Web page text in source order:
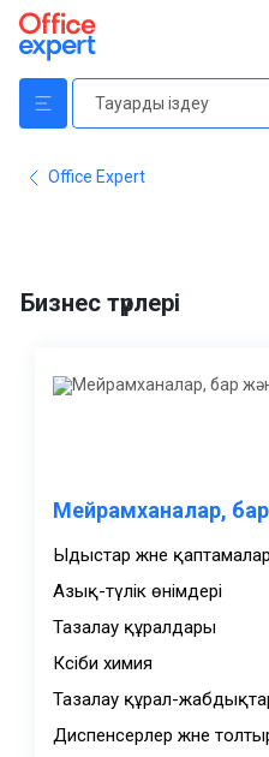
Office Expert
Бизнес түрлері
Мейрамханалар,
Ыдыстар және қаптамалар
Азық-түлік өнімдері
Тазалау құралдары
Кәсіби химия
Тазалау құрал-
Диспенсерлер және